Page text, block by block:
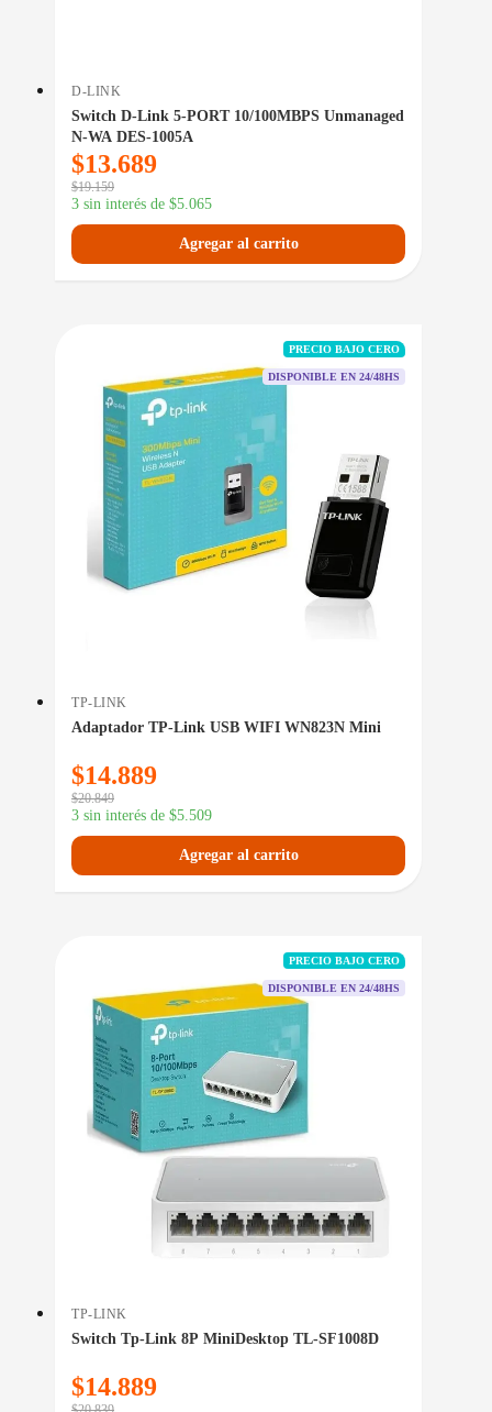
D-LINK
Switch D-Link 5-PORT 10/100MBPS Unmanaged
N-WA DES-1005A
$13.689
$19.159
3 sin interés de $5.065
Agregar al carrito
PRECIO BAJO CERO
DISPONIBLE EN 24/48HS
TP-LINK
Adaptador TP-Link USB WIFI WN823N Mini
$14.889
$20.849
3 sin interés de $5.509
Agregar al carrito
PRECIO BAJO CERO
DISPONIBLE EN 24/48HS
TP-LINK
Switch Tp-Link 8P MiniDesktop TL-SF1008D
$14.889